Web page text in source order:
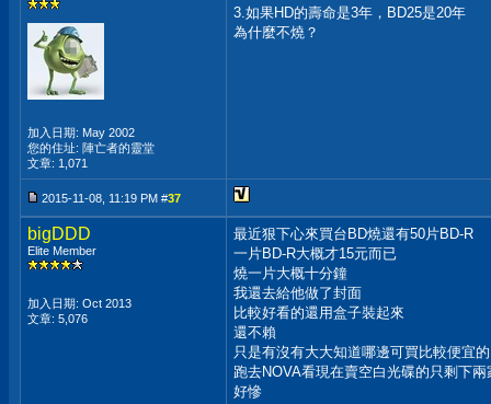
加入日期: May 2002
您的住址: 陣亡者的靈堂
文章: 1,071
3.如果HD的壽命是3年，BD25是20年
為什麼不燒？
2015-11-08, 11:19 PM #37
bigDDD
Elite Member
加入日期: Oct 2013
文章: 5,076
最近狠下心來買台BD燒還有50片BD-R
一片BD-R大概才15元而已
燒一片大概十分鐘
我還去給他做了封面
比較好看的還用盒子裝起來
還不賴
只是有沒有大大知道哪邊可買比較便宜
跑去NOVA看現在賣空白光碟的只剩下兩
好慘